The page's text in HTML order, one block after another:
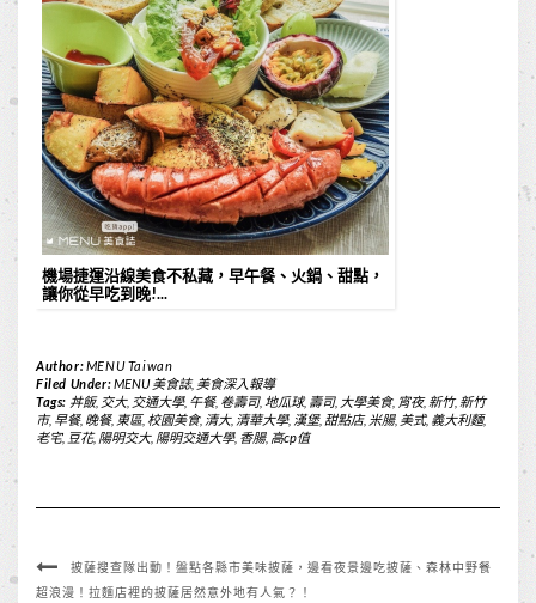
機場捷運沿線美食不私藏，早午餐、火鍋、甜點，
讓你從早吃到晚!...
Author:MENU Taiwan
Filed Under:MENU 美食誌, 美食深入報導
Tags: 丼飯, 交大, 交通大學, 午餐, 卷壽司, 地瓜球, 壽司, 大學美食, 宵夜, 新竹, 新竹
市, 早餐, 晚餐, 東區, 校園美食, 清大, 清華大學, 漢堡, 甜點店, 米腸, 美式, 義大利麵,
老宅, 豆花, 陽明交大, 陽明交通大學, 香腸, 高cp值
披薩搜查隊出動！盤點各縣市美味披薩，邊看夜景邊吃披薩、森林中野餐
超浪漫！拉麵店裡的披薩居然意外地有人氣？！